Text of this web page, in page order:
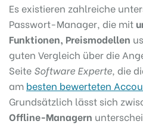
Es existieren zahlreiche
Passwort-Manager, die mit
Funktionen, Preismodellen
guten Vergleich über die
Seite Software Experte, die
am besten bewerteten
Grundsätzlich lässt sich
Offline-Managern